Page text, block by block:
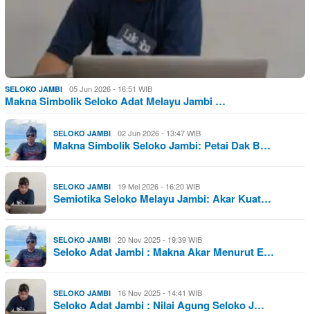
SELOKO JAMBI 05 Jun 2026 - 16:51 WIB
Makna Simbolik Seloko Adat Melayu Jambi …
SELOKO JAMBI 02 Jun 2026 - 13:47 WIB
Makna Simbolik Seloko Jambi: Petai Dak B…
SELOKO JAMBI 19 Mei 2026 - 16:20 WIB
Semiotika Seloko Melayu Jambi: Akar Kuat…
SELOKO JAMBI 20 Nov 2025 - 19:39 WIB
Seloko Adat Jambi : Makna Akar Menurut E…
SELOKO JAMBI 16 Nov 2025 - 14:41 WIB
Seloko Adat Jambi : Nilai Agung Seloko J…